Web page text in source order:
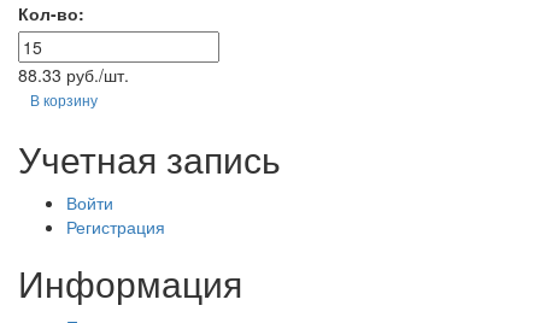
Кол-во:
88.33 руб./шт.
В корзину
Учетная запись
Войти
Регистрация
Информация